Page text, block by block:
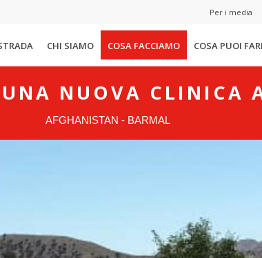
Per i media
CHI SIAMO COSA FACCIAMO COSA PUOI
UNA NUOVA CLINICA
AFGHANISTAN - BARMAL